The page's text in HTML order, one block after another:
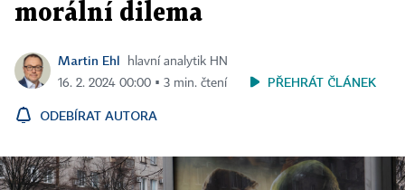
morální dilema
Martin Ehl
hlavní analytik HN
16. 2. 2024 00:00 ▪ 3 min. čtení
PŘEHRÁT ČLÁNEK
ODEBÍRAT AUTORA